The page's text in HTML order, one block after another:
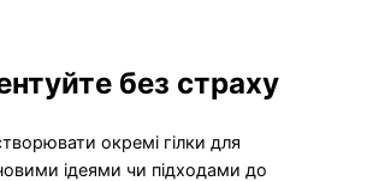
без страху
окремі гілки для
ідеями чи підходами до